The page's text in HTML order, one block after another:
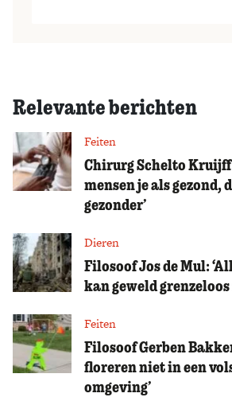
Relevante berichten
Feiten
Chirurg Schelto
mensen je als gezond,
gezonder’
Dieren
Filosoof Jos de Mul:
kan geweld grenzeloos
Feiten
Filosoof Gerben
floreren niet in een
omgeving’